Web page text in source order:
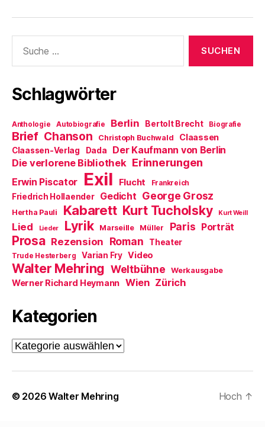
nach:
Schlagwörter
Anthologie Autobiografie Berlin Bertolt Brecht Biografie
Brief Chanson Christoph Buchwald Claassen
Claassen-Verlag Dada Der Kaufmann von Berlin
Die verlorene Bibliothek Erinnerungen
Erwin Piscator Exil Flucht Frankreich
Friedrich Hollaender Gedicht George Grosz
Hertha Pauli Kabarett Kurt Tucholsky Kurt Weill
Lied Lieder Lyrik Marseille Müller Paris Porträt
Prosa Rezension Roman Theater
Trude Hesterberg Varian Fry Video
Walter Mehring Weltbühne Werkausgabe
Werner Richard Heymann Wien Zürich
Kategorien
Kategorien
© 2026Walter Mehring Hoch ↑